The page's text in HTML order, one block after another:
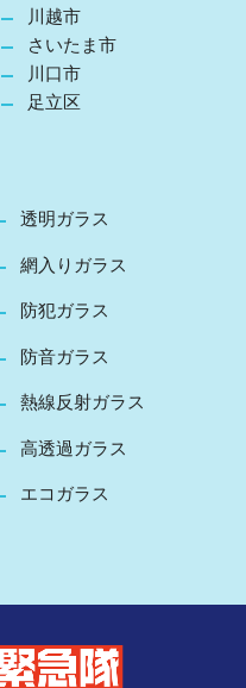
川越市
さいたま市
川口市
足立区
透明ガラス
網入りガラス
防犯ガラス
防音ガラス
熱線反射ガラス
高透過ガラス
エコガラス